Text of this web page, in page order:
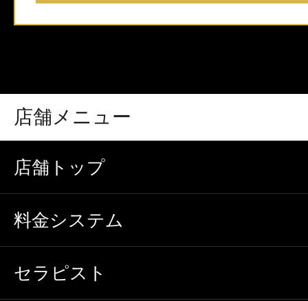
店舗メニュー
店舗トップ
料金システム
セラピスト